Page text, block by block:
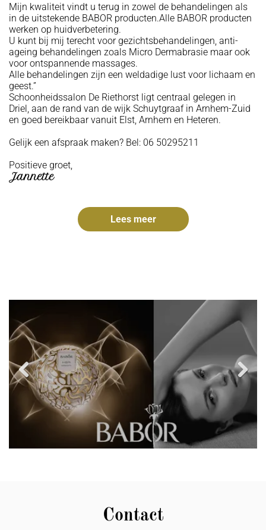
Mijn kwaliteit vindt u terug in zowel de behandelingen als
in de uitstekende BABOR producten.Alle BABOR producten
werken op huidverbetering.
U kunt bij mij terecht voor gezichtsbehandelingen, anti-
ageing behandelingen zoals Micro Dermabrasie maar ook
voor ontspannende massages.
Alle behandelingen zijn een weldadige lust voor lichaam en
geest.”
Schoonheidssalon De Riethorst ligt centraal gelegen in
Driel, aan de rand van de wijk Schuytgraaf in Arnhem-Zuid
en goed bereikbaar vanuit Elst, Arnhem en Heteren.
Gelijk een afspraak maken? Bel: 06 50295211
Positieve groet,
Jannette
Lees meer
Previous
Contact